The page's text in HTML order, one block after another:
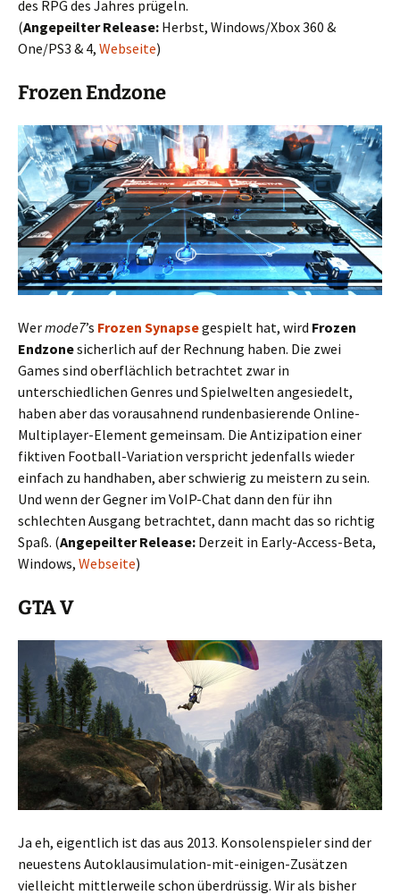
des RPG des Jahres prügeln.
(Angepeilter Release: Herbst, Windows/Xbox 360 &
One/PS3 & 4, Webseite)
Frozen Endzone
Wermode7’s Frozen Synapsegespielt hat, wird Frozen
Endzonesicherlich auf der Rechnung haben. Die zwei
Games sind oberflächlich betrachtet zwar in
unterschiedlichen Genres und Spielwelten angesiedelt,
haben aber das vorausahnend rundenbasierende Online-
Multiplayer-Element gemeinsam. Die Antizipation einer
fiktiven Football-Variation verspricht jedenfalls wieder
einfach zu handhaben, aber schwierig zu meistern zu sein.
Und wenn der Gegner im VoIP-Chat dann den für ihn
schlechten Ausgang betrachtet, dann macht das so richtig
Spaß. (Angepeilter Release: Derzeit in Early-Access-Beta,
Windows, Webseite)
GTA V
Ja eh, eigentlich ist das aus 2013. Konsolenspieler sind der
neuestens Autoklausimulation-mit-einigen-Zusätzen
vielleicht mittlerweile schon überdrüssig. Wir als bisher